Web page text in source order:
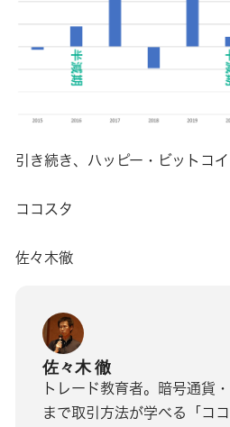
引き続き、ハッピー・ビットコイ
ココスタ
佐々木徹
佐々木 徹
トレード教育者。暗号通貨
まで取引方法が学べる「コ